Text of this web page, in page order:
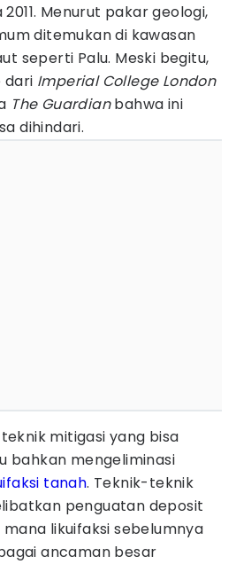
2011. Menurut pakar geologi,
ditemukan di kawasan
seperti Palu. Meski begitu,
dari Imperial College London
The Guardianbahwa ini
dihindari.
mitigasi yang bisa
bahkan mengeliminasi
tanah. Teknik-teknik
penguatan deposit
likuifaksi sebelumnya
ancaman besar